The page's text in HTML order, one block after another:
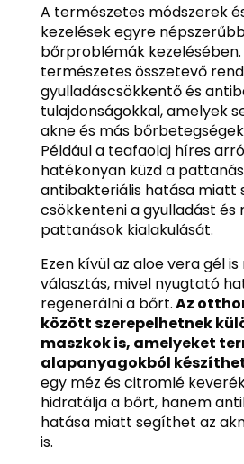
A természetes módszerek
kezelések egyre
bőrproblémák kezelésében.
természetes összetevő
gyulladáscsökkentő és
tulajdonságokkal, amelyek
akne és más
Például a teafaolaj híres
hatékonyan küzd a
antibakteriális hatása miatt
csökkenteni a gyulladást és
pattanások kialakulását.
Ezen kívül az aloe vera gél
választás, mivel nyugtató
regenerálni a bőrt.Az
között szerepelhetnek
maszkok is, amelyeket
alapanyagokból
egy méz és citromlé
hidratálja a bőrt, hanem
hatása miatt segíthet az
is.